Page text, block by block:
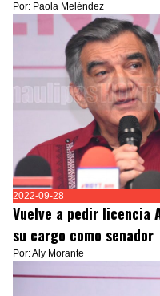
Por: Paola Meléndez
2022-09-28
Vuelve a pedir licencia
su cargo como senador
Por: Aly Morante